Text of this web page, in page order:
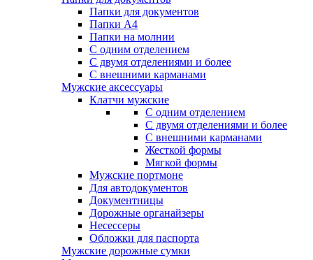
Папки для документов
Папки А4
Папки на молнии
С одним отделением
С двумя отделениями и более
С внешними карманами
Мужские аксессуары
Клатчи мужские
С одним отделением
С двумя отделениями и более
С внешними карманами
Жесткой формы
Мягкой формы
Мужские портмоне
Для автодокументов
Документницы
Дорожные органайзеры
Несессеры
Обложки для паспорта
Мужские дорожные сумки